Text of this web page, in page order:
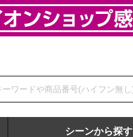
ップ
シーンから探す